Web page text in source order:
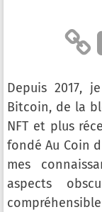
Depuis 2017,
Bitcoin, de la
NFT et plus
fondé Au Coin
mes
aspects